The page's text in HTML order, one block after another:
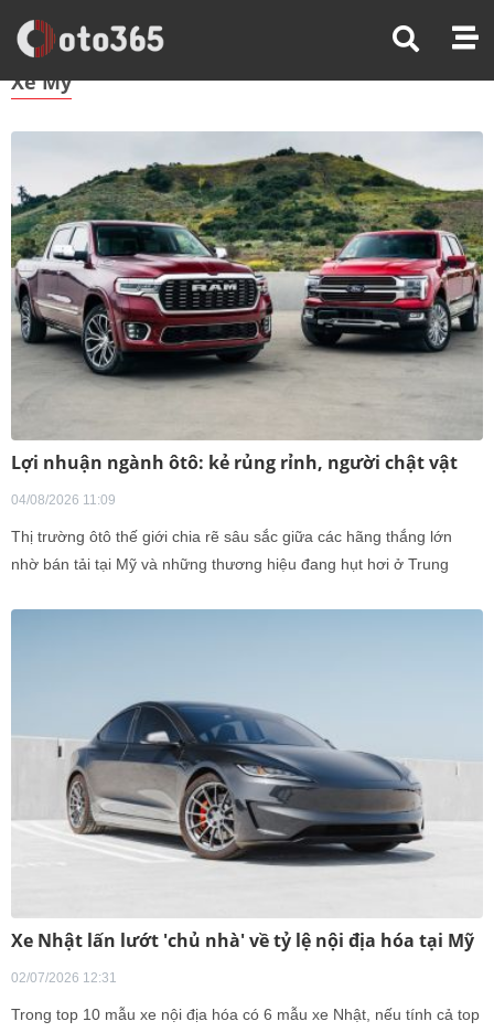
Trang Chủ Xe Mỹ
Xe Mỹ
Lợi nhuận ngành ôtô: kẻ rủng rỉnh, người chật vật
04/08/2026 11:09
Thị trường ôtô thế giới chia rẽ sâu sắc giữa các hãng thắng lớn
nhờ bán tải tại Mỹ và những thương hiệu đang hụt hơi ở Trung
Xe Nhật lấn lướt 'chủ nhà' về tỷ lệ nội địa hóa tại Mỹ
02/07/2026 12:31
Trong top 10 mẫu xe nội địa hóa có 6 mẫu xe Nhật, nếu tính cả top